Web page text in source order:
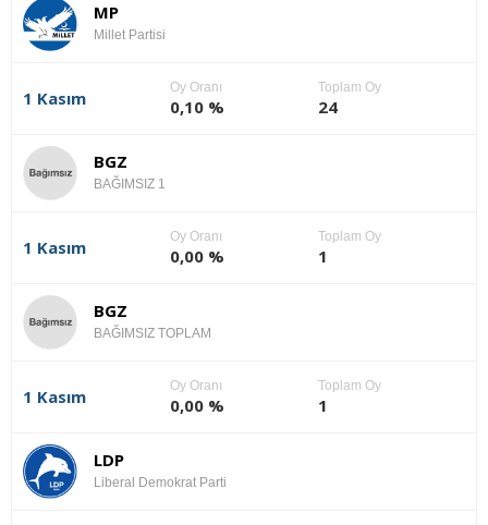
MP
Millet Partisi
1 Kasım
Oy Oranı
0,10 %
Toplam Oy
24
BGZ
BAĞIMSIZ 1
1 Kasım
Oy Oranı
0,00 %
Toplam Oy
1
BGZ
BAĞIMSIZ TOPLAM
1 Kasım
Oy Oranı
0,00 %
Toplam Oy
1
LDP
Liberal Demokrat Parti